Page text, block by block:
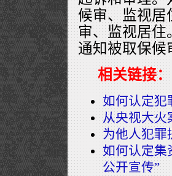
候审、监视居
审、监视居
通知被取保候
相关链接：
如何认定犯
从央视大火
为他人犯罪
如何认定集
公开宣传”